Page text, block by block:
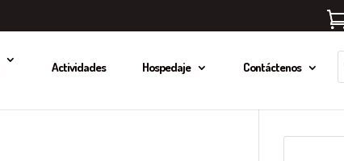
Actividades Hospedaje Contáctenos